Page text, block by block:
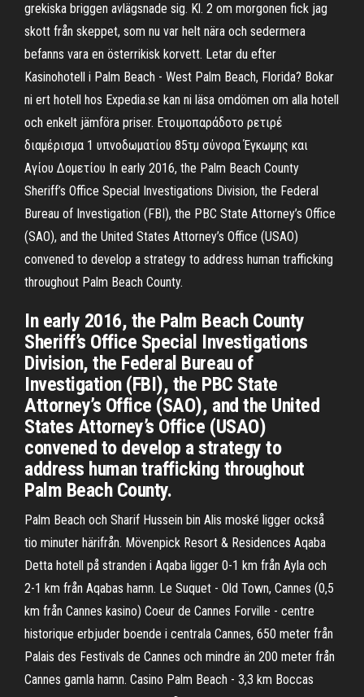
grekiska briggen avlägsnade sig. Kl. 2 om morgonen fick jag
skott från skeppet, som nu var helt nära och sedermera
befanns vara en österrikisk korvett. Letar du efter
Kasinohotell i Palm Beach - West Palm Beach, Florida? Bokar
ni ert hotell hos Expedia.se kan ni läsa omdömen om alla hotell
och enkelt jämföra priser. Ετοιμοπαράδοτο ρετιρέ
διαμέρισμα 1 υπνοδωματίου 85τμ σύνορα Έγκωμης και
Αγίου Δομετίου In early 2016, the Palm Beach County
Sheriff’s Office Special Investigations Division, the Federal
Bureau of Investigation (FBI), the PBC State Attorney’s Office
(SAO), and the United States Attorney’s Office (USAO)
convened to develop a strategy to address human trafficking
throughout Palm Beach County.
In early 2016, the Palm Beach County
Sheriff’s Office Special Investigations
Division, the Federal Bureau of
Investigation (FBI), the PBC State
Attorney’s Office (SAO), and the United
States Attorney’s Office (USAO)
convened to develop a strategy to
address human trafficking throughout
Palm Beach County.
Palm Beach och Sharif Hussein bin Alis moské ligger också
tio minuter härifrån. Mövenpick Resort & Residences Aqaba
Detta hotell på stranden i Aqaba ligger 0-1 km från Ayla och
2-1 km från Aqabas hamn. Le Suquet - Old Town, Cannes (0,5
km från Cannes kasino) Coeur de Cannes Forville - centre
historique erbjuder boende i centrala Cannes, 650 meter från
Palais des Festivals de Cannes och mindre än 200 meter från
Cannes gamla hamn. Casino Palm Beach - 3,3 km Boccas